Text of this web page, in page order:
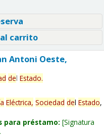
carrito
Antoni Oeste,
del Estado.
Eléctrica, Sociedad del Estado,
para préstamo: Signatura